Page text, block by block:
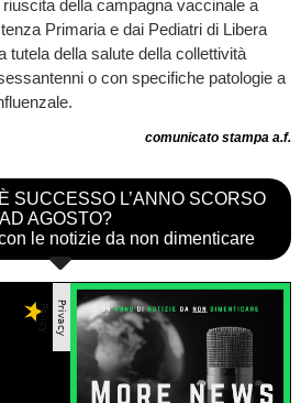
della campagna vaccinale a
Primaria e dai Pediatri di Libera
tutela della salute della collettività
o con specifiche patologie a
comunicato stampa a.f.
SUCCESSO L’ANNO SCORSO
AD AGOSTO?
le notizie da non dimenticare